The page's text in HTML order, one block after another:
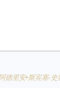
里安•斯宾塞-史